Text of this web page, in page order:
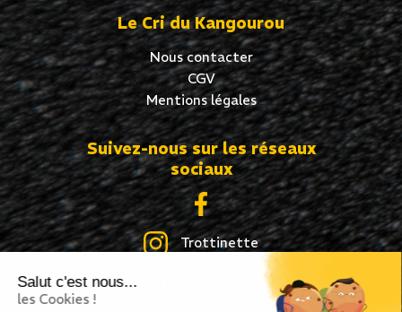
Salut c'est nous...
les Cookies !
Le Cri du Kangourou
Nous contacter
CGV
Mentions légales
Suivez-nous sur les réseaux
sociaux
Trottinette